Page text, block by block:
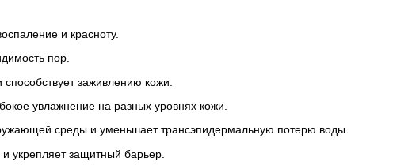
и красноту.
пор.
заживлению кожи.
увлажнение на разных уровнях кожи.
среды и уменьшает трансэпидермальную потерю воды.
укрепляет защитный барьер.